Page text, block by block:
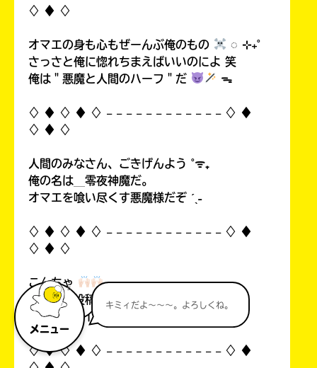
メニュー
キミィだよ～～～。よろしくね。
♢ ♦︎ ♢
オマエの身も心もぜーんぶ俺のもの
◌ ⊹₊˚
さっさと俺に惚れちまえばいいのによ 笑
俺は＂悪魔と人間のハーフ＂だ
ᯓ
♢ ♦︎ ♢ ♦︎ ♢ 𓐄 𓐄 𓐄 𓐄 𓐄 𓐄 𓐄 𓐄 𓐄 𓐄 𓐄 𓐄 ♢ ♦︎
♢ ♦︎ ♢
人間のみなさん、ごきげんよう ˚ᯤ₊
俺の名は＿零夜神魔だ。
オマエを喰い尽くす悪魔様だぞ ˊˎ˗
♢ ♦︎ ♢ ♦︎ ♢ 𓐄 𓐄 𓐄 𓐄 𓐄 𓐄 𓐄 𓐄 𓐄 𓐄 𓐄 𓐄 ♢ ♦︎
♢ ♦︎ ♢
こんちゃ
自分の初投稿を見て俺思ったんすよ…！
中1なのにイタいって！((
♢ ♦︎ ♢ ♦︎ ♢ 𓐄 𓐄 𓐄 𓐄 𓐄 𓐄 𓐄 𓐄 𓐄 𓐄 𓐄 𓐄 ♢ ♦︎